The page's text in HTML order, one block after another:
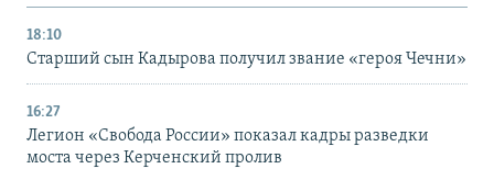
18:10
Старший сын Кадырова получил звание «героя Чечни»
16:27
Легион «Свобода России» показал кадры разведки
моста через Керченский пролив